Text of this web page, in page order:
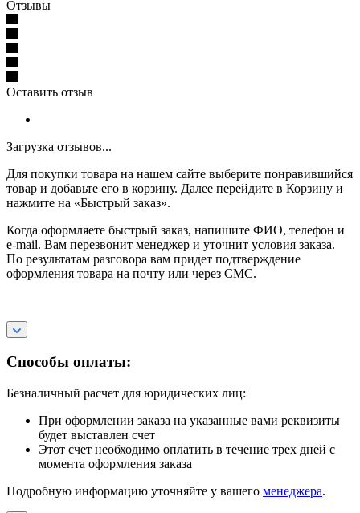
Отзывы
Оставить отзыв
Загрузка отзывов...
Для покупки товара на нашем сайте выберите понравившийся
товар и добавьте его в корзину. Далее перейдите в Корзину и
нажмите на «Быстрый заказ».
Когда оформляете быстрый заказ, напишите ФИО, телефон и
e-mail. Вам перезвонит менеджер и уточнит условия заказа.
По результатам разговора вам придет подтверждение
оформления товара на почту или через СМС.
Способы оплаты:
Безналичный расчет для юридических лиц:
При оформлении заказа на указанные вами реквизиты
будет выставлен счет
Этот счет необходимо оплатить в течение трех дней с
момента оформления заказа
Подробную информацию уточняйте у вашего менеджера.